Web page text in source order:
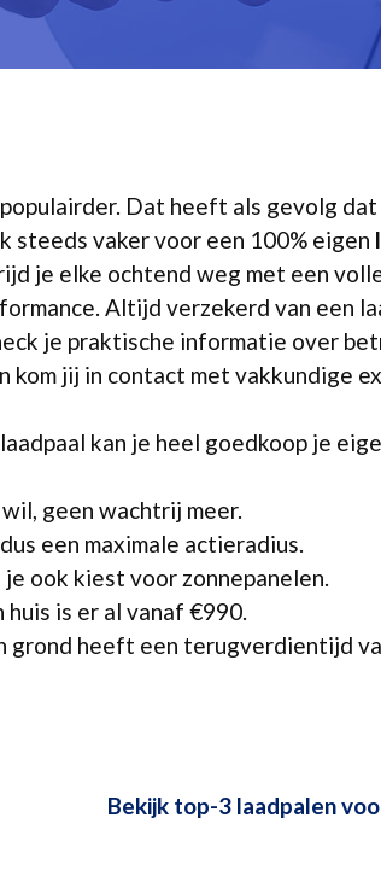
Dat heeft als gevolg
steeds vaker voor een 100% eigen
je elke ochtend weg met een
Altijd verzekerd van een
je praktische informatie over
kom jij in contact met vakkundige
kan je heel goedkoop je
geen wachtrij meer.
een maximale actieradius.
ook kiest voor zonnepanelen.
huis is er al vanaf €990.
grond heeft een terugverdientijd
Bekijk top-3 laadpalen